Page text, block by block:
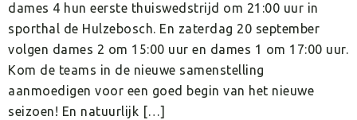
dames 4 hun eerste thuiswedstrijd om 21:00 uur in
sporthal de Hulzebosch. En zaterdag 20 september
volgen dames 2 om 15:00 uur en dames 1 om 17:00 uur.
Kom de teams in de nieuwe samenstelling
aanmoedigen voor een goed begin van het nieuwe
seizoen! En natuurlijk […]